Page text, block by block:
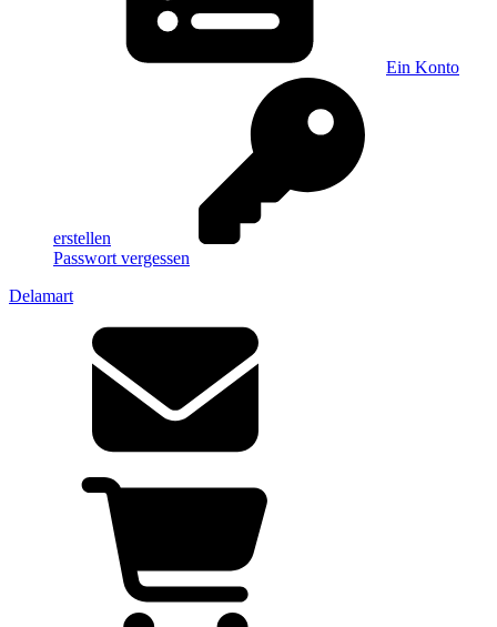
Ein Konto
erstellen
Passwort vergessen
Delamart